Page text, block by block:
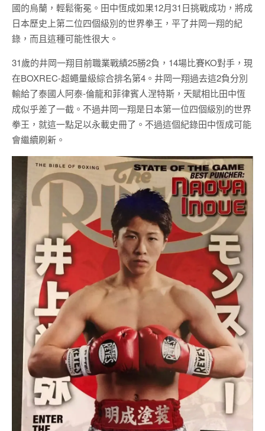
國的烏蘭，輕鬆衞冕。田中恆成如果12月31日挑戰成功，將成
日本歷史上第二位四個級別的世界拳王，平了井岡一翔的紀
錄，而且這種可能性很大。
31歲的井岡一翔目前職業戰績25勝2負，14場比賽KO對手，現
在BOXREC-超蠅量級綜合排名第4。井岡一翔過去這2負分別
輸給了泰國人阿泰-倫龍和菲律賓人涅特斯，天賦相比田中恆
成似乎差了一截。不過井岡一翔是日本第一位四個級別的世界
拳王，就這一點足以永載史冊了。不過這個紀錄田中恆成可能
會繼續刷新。